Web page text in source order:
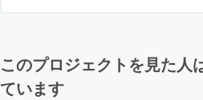
このプロジェクトを見た人
ています